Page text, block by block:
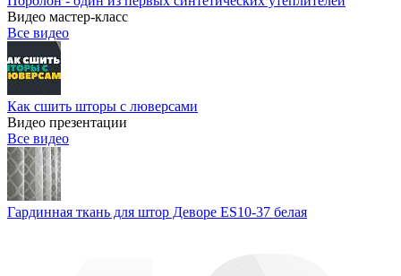
Видео мастер-класс
Все видео
Как сшить шторы с люверсами
Видео презентации
Все видео
Гардинная ткань для штор Деворе ES10-37 белая